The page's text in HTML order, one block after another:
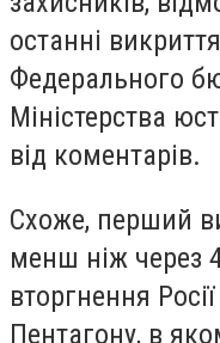
останні
Федерального
Міністерства
від коментарів.
Схоже, перший
менш ніж через
вторгнення
Пентагону, в